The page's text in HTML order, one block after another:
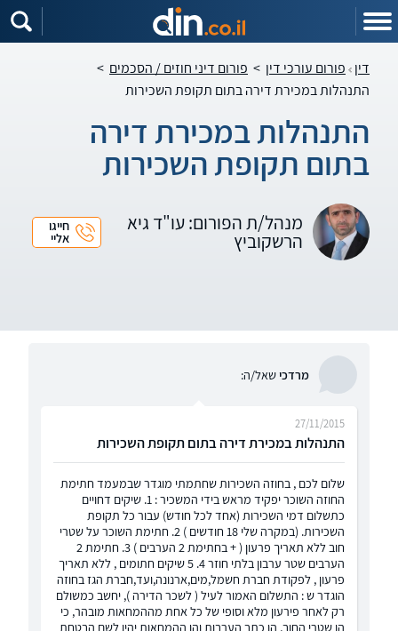
דין פורום עורכי דין > פורום דיני חוזים / הסכמים >
התנהלות במכירת דירה בתום תקופת השכירות
התנהלות במכירת דירה
בתום תקופת השכירות
מנהל/ת הפורום: עו"ד גיא
הרשקוביץ
חייגו
אליי
מרדכישאל/ה:
התנהלות במכירת דירה בתום תקופת השכירות
27/11/2015
שלום לכם , בחוזה השכירות שחתמתי מוגדר שבמעמד חתימת
החוזה השוכר יפקיד מראש בידי המשכיר : 1. שיקים דחויים
כתשלום דמי השכירות (אחד לכל חודש) עבור כל תקופת
השכירות. (במקרה שלי 18 חודשים ) 2. חתימת השוכר על שטרי
חוב ללא תאריך פרעון ( + בחתימת 2 הערבים ) 3. חתימת 2
הערבים שטר ערבון בלתי חוזר 4. 5 שיקים חתומים , ללא תאריך
פרעון , לפקודת חברת חשמל,מים,ארנונה,ועד,חברת הגז בחוזה
הוגדר ש : התשלום האמור לעיל ( לשכר הדירה ), יחשב כמשולם
רק לאחר פירעון מלא וסופי של כל אחת מההמחאות מובהר, כי
הן שטרי החוב, הן כתב הערבות והן ההמחאות יהיו לשם הבטחת